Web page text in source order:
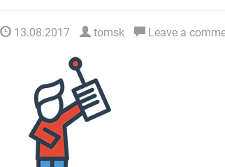
13.08.2017 tomsk Leave a